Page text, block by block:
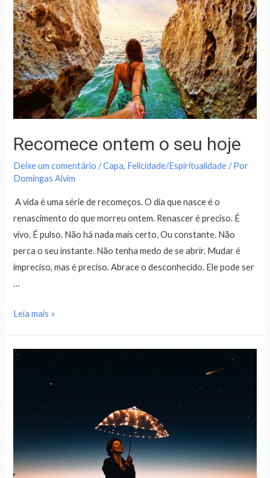
Recomece ontem o seu hoje
Deixe um comentário /Capa, Felicidade/Espiritualidade/ Por
Domingas Alvim
A vida é uma série de recomeços. O dia que nasce é o
renascimento do que morreu ontem. Renascer é preciso. É
vivo. É pulso. Não há nada mais certo. Ou constante. Não
perca o seu instante. Não tenha medo de se abrir. Mudar é
impreciso, mas é preciso. Abrace o desconhecido. Ele pode ser
…
Leia mais »